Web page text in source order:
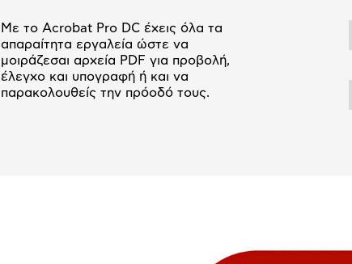
Με το Acrobat Pro DC έχεις όλα τα
απαραίτητα εργαλεία ώστε να
μοιράζεσαι αρχεία PDF για προβολή,
έλεγχο και υπογραφή ή και να
παρακολουθείς την πρόοδό τους.